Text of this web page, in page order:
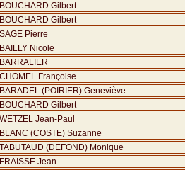
BOUCHARD Gilbert
BOUCHARD Gilbert
SAGE Pierre
BAILLY Nicole
BARRALIER
CHOMEL Françoise
BARADEL (POIRIER) Geneviève
BOUCHARD Gilbert
WETZEL Jean-Paul
BLANC (COSTE) Suzanne
TABUTAUD (DEFOND) Monique
FRAISSE Jean